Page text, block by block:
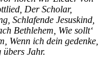
Der Scholar,
Schlafende Jesuskind,
Bethlehem, Wie sollt‘
Wenn ich dein gedenke,
Jahr.